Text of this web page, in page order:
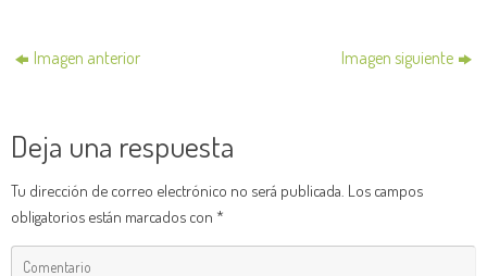
Imagen anterior Imagen siguiente
Deja una respuesta
Tu dirección de correo electrónico no será publicada. Los campos
obligatorios están marcados con *